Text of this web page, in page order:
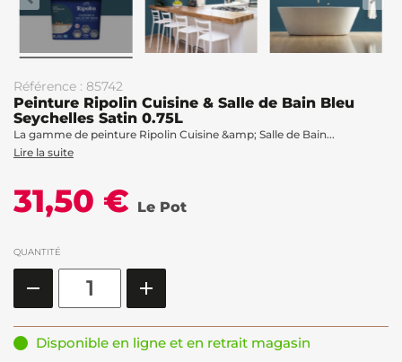
Référence : 85742
Peinture Ripolin Cuisine & Salle de Bain Bleu
Seychelles Satin 0.75L
La gamme de peinture Ripolin Cuisine &amp; Salle de Bain...
Lire la suite
31,50 € Le Pot
QUANTITÉ
Disponible en ligne et en retrait magasin